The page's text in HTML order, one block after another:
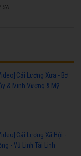
SA
Cải Lương Xưa - Bơ
& Minh Vương & Mỹ
Cải Lương Xã Hội -
- Vũ Linh Tài Linh